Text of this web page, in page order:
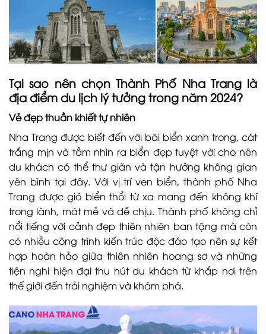
Tại sao nên chọn Thành Phố Nha Trang là
địa điểm du lịch lý tưởng trong năm 2024?
Vẻ đẹp thuần khiết tự nhiên
Nha Trang được biết đến với bãi biển xanh trong, cát
trắng mịn và tầm nhìn ra biển đẹp tuyệt vời cho nên
du khách có thể thư giãn và tận hưởng không gian
yên bình tại đây. Với vị trí ven biển, thành phố Nha
Trang được gió biển thổi từ xa mang đến không khí
trong lành, mát mẻ và dễ chịu. Thành phố không chỉ
nổi tiếng với cảnh đẹp thiên nhiên ban tặng mà còn
có nhiều công trình kiến trúc độc đáo tạo nên sự kết
hợp hoàn hảo giữa thiên nhiên hoang sơ và những
tiện nghi hiện đại thu hút du khách từ khắp nơi trên
thế giới đến trải nghiệm và khám phá.